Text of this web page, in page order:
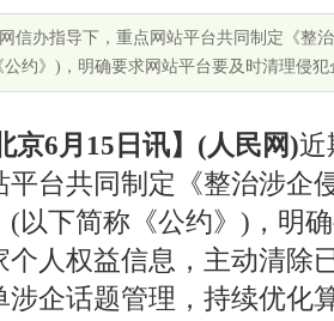
信办指导下，重点网站平台共同制定《整
约》)，明确要求网站平台要及时清理侵
京6月15日讯】(人民网)近
平台共同制定《整治涉企
(以下简称《公约》)，明
个人权益信息，主动清除
涉企话题管理，持续优化